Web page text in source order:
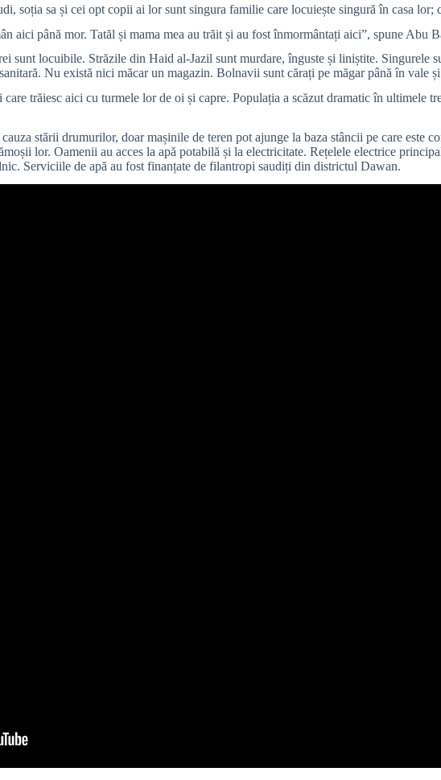
soția sa și cei opt copii ai lor sunt singura familie care locuiește singură în casa lor;
aici până mor. Tatăl și mama mea au trăit și au fost înmormântați aici”, spune
sunt locuibile. Străzile din Haid al-Jazil sunt murdare, înguste și liniștite. Singurele
Nu există nici măcar un magazin. Bolnavii sunt cărați pe măgar până în vale
trăiesc aici cu turmele lor de oi și capre. Populația a scăzut dramatic în
stării drumurilor, doar mașinile de teren pot ajunge la baza stâncii pe care
lor. Oamenii au acces la apă potabilă și la electricitate. Rețelele electrice
Serviciile de apă au fost finanțate de filantropi saudiți din districtul Dawan.